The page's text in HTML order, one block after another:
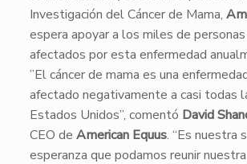
Investigación del Cáncer de Mama,
espera apoyar a los miles de
afectados por esta enfermedad
​”El cáncer de mama es una
afectado negativamente a casi todas
Estados Unidos”, comentó David
CEO de American Equus. “Es nuestra
esperanza que podamos reunir